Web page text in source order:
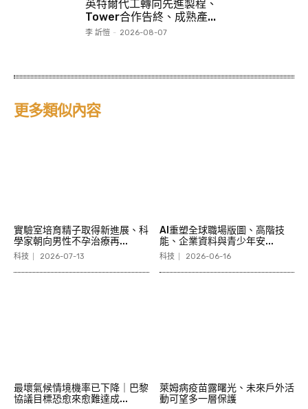
英特爾代工轉向先進製程、
Tower合作告終、成熟產...
李 訢愷 - 2026-08-07
更多類似內容
實驗室培育精子取得新進展、科
學家朝向男性不孕治療再...
科技 2026-07-13
AI重塑全球職場版圖、高階技
能、企業資料與青少年安...
科技 2026-06-16
最壞氣候情境機率已下降｜巴黎
協議目標恐愈來愈難達成...
萊姆病疫苗露曙光、未來戶外活
動可望多一層保護